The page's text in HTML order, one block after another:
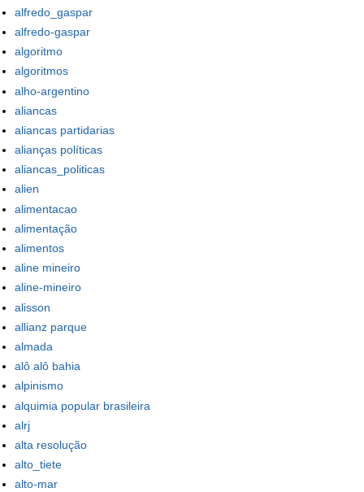
alfredo_gaspar
alfredo-gaspar
algoritmo
algoritmos
alho-argentino
aliancas
aliancas partidarias
alianças políticas
aliancas_politicas
alien
alimentacao
alimentação
alimentos
aline mineiro
aline-mineiro
alisson
allianz parque
almada
alô alô bahia
alpinismo
alquimia popular brasileira
alrj
alta resolução
alto_tiete
alto-mar